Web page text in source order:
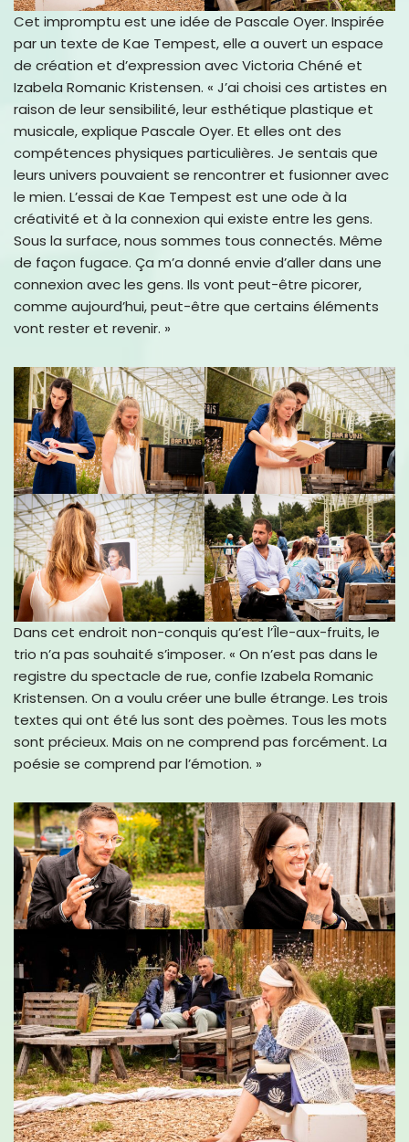
Cet impromptu est une idée de Pascale Oyer. Inspirée
par un texte de Kae Tempest, elle a ouvert un espace
de création et d’expression avec Victoria Chéné et
Izabela Romanic Kristensen. « J’ai choisi ces artistes en
raison de leur sensibilité, leur esthétique plastique et
musicale, explique Pascale Oyer. Et elles ont des
compétences physiques particulières. Je sentais que
leurs univers pouvaient se rencontrer et fusionner avec
le mien. L’essai de Kae Tempest est une ode à la
créativité et à la connexion qui existe entre les gens.
Sous la surface, nous sommes tous connectés. Même
de façon fugace. Ça m’a donné envie d’aller dans une
connexion avec les gens. Ils vont peut-être picorer,
comme aujourd’hui, peut-être que certains éléments
vont rester et revenir. »
Dans cet endroit non-conquis qu’est l’Île-aux-fruits, le
trio n’a pas souhaité s’imposer. « On n’est pas dans le
registre du spectacle de rue, confie Izabela Romanic
Kristensen. On a voulu créer une bulle étrange. Les trois
textes qui ont été lus sont des poèmes. Tous les mots
sont précieux. Mais on ne comprend pas forcément. La
poésie se comprend par l’émotion. »